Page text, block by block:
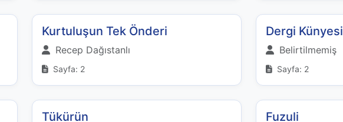
Kurtuluşun Tek Önderi
Recep Dağıstanlı
Sayfa: 2
Dergi Künyesi
Belirtilmemiş
Sayfa: 2
Tükürün Fuzuli